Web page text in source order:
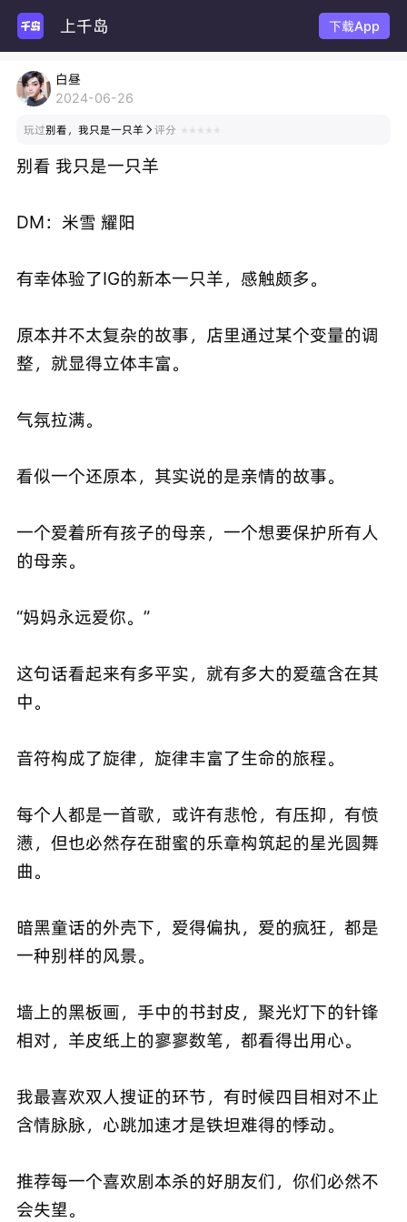
上千岛 下载App
白昼
2024-06-26
玩过别看，我只是一只羊 评分
别看 我只是一只羊
DM：米雪 耀阳
有幸体验了IG的新本一只羊，感触颇多。
原本并不太复杂的故事，店里通过某个变量的调
整，就显得立体丰富。
气氛拉满。
看似一个还原本，其实说的是亲情的故事。
一个爱着所有孩子的母亲，一个想要保护所有人
的母亲。
“妈妈永远爱你。”
这句话看起来有多平实，就有多大的爱蕴含在其
中。
音符构成了旋律，旋律丰富了生命的旅程。
每个人都是一首歌，或许有悲怆，有压抑，有愤
懑，但也必然存在甜蜜的乐章构筑起的星光圆舞
曲。
暗黑童话的外壳下，爱得偏执，爱的疯狂，都是
一种别样的风景。
墙上的黑板画，手中的书封皮，聚光灯下的针锋
相对，羊皮纸上的寥寥数笔，都看得出用心。
我最喜欢双人搜证的环节，有时候四目相对不止
含情脉脉，心跳加速才是铁坦难得的悸动。
推荐每一个喜欢剧本杀的好朋友们，你们必然不
会失望。